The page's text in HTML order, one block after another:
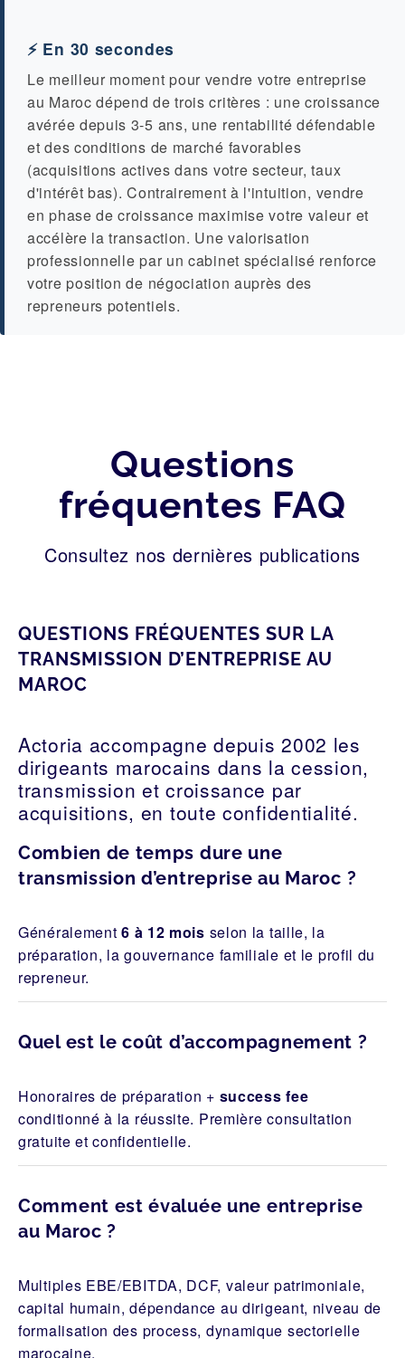
⚡ En 30 secondes
Le meilleur moment pour vendre votre entreprise
au Maroc dépend de trois critères : une croissance
avérée depuis 3-5 ans, une rentabilité défendable
et des conditions de marché favorables
(acquisitions actives dans votre secteur, taux
d'intérêt bas). Contrairement à l'intuition, vendre
en phase de croissance maximise votre valeur et
accélère la transaction. Une valorisation
professionnelle par un cabinet spécialisé renforce
votre position de négociation auprès des
repreneurs potentiels.
Questions
fréquentes FAQ
Consultez nos dernières publications
QUESTIONS FRÉQUENTES SUR LA
TRANSMISSION D’ENTREPRISE AU
MAROC
Actoria accompagne depuis 2002 les
dirigeants marocains dans la cession,
transmission et croissance par
acquisitions, en toute confidentialité.
Combien de temps dure une
transmission d’entreprise au Maroc ?
Généralement6 à 12 mois selon la taille, la
préparation, la gouvernance familiale et le profil du
repreneur.
Quel est le coût d’accompagnement ?
Honoraires de préparation + success fee
conditionné à la réussite. Première consultation
gratuite et confidentielle.
Comment est évaluée une entreprise
au Maroc ?
Multiples EBE/EBITDA, DCF, valeur patrimoniale,
capital humain, dépendance au dirigeant, niveau de
formalisation des process, dynamique sectorielle
marocaine.